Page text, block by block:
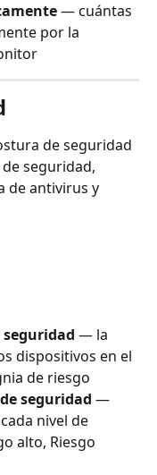
— cuántas
por la
de seguridad
seguridad,
de antivirus y
— la
dispositivos en el
de riesgo
seguridad —
nivel de
alto, Riesgo